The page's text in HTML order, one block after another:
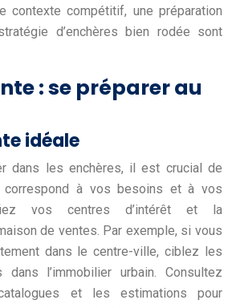
contexte compétitif, une préparation
d’enchères bien rodée sont
: se préparer au
idéale
dans les enchères, il est crucial de
à vos besoins et à vos
vos centres d’intérêt et la
de ventes. Par exemple, si vous
dans le centre-ville, ciblez les
l’immobilier urbain. Consultez
et les estimations pour